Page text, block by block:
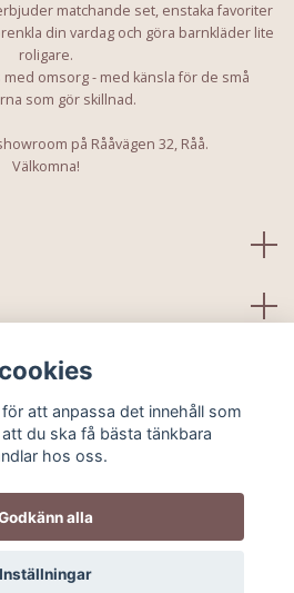
matchande set, enstaka favoriter
din vardag och göra barnkläder lite
roligare.
omsorg - med känsla för de små
som gör skillnad.
på Rååvägen 32, Råå.
Välkomna!
Kids Ministudio
att anpassa det innehåll som
du ska få bästa tänkbara
hos oss.
alla
Inställningar